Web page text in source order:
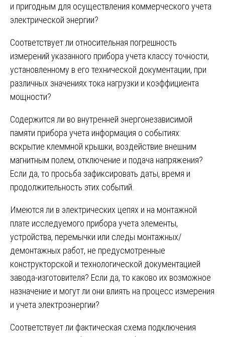
и пригодным для осуществления коммерческого учета
электрической энергии?
Соответствует ли относительная погрешность
измерений указанного прибора учета классу точности,
установленному в его технической документации, при
различных значениях тока нагрузки и коэффициента
мощности?
Содержится ли во внутренней энергонезависимой
памяти прибора учета информация о событиях:
вскрытие клеммной крышки, воздействие внешним
магнитным полем, отключение и подача напряжения?
Если да, то просьба зафиксировать даты, время и
продолжительность этих событий.
Имеются ли в электрических цепях и на монтажной
плате исследуемого прибора учета элементы,
устройства, перемычки или следы монтажных/
демонтажных работ, не предусмотренные
конструкторской и технологической документацией
завода-изготовителя? Если да, то каково их возможное
назначение и могут ли они влиять на процесс измерения
и учета электроэнергии?
Соответствует ли фактическая схема подключения